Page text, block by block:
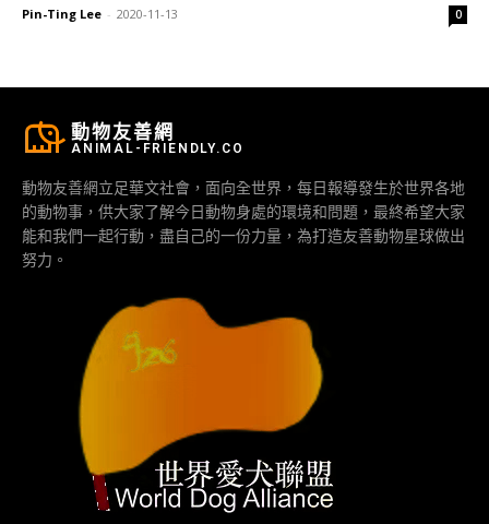
Pin-Ting Lee - 2020-11-13 0
動物友善網
ANIMAL-FRIENDLY.CO
動物友善網立足華文社會，面向全世界，每日報導發生於世界各地
的動物事，供大家了解今日動物身處的環境和問題，最終希望大家
能和我們一起行動，盡自己的一份力量，為打造友善動物星球做出
努力。